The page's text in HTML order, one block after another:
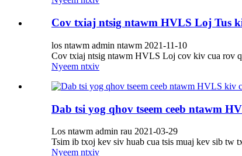
Cov txiaj ntsig ntawm HVLS Loj Tus
los ntawm admin ntawm 2021-11-10
Cov txiaj ntsig ntawm HVLS Loj cov kiv cua rov
Nyeem ntxiv
Dab tsi yog qhov tseem ceeb ntawm
Los ntawm admin rau 2021-03-29
Tsim ib txoj kev siv huab cua tsis muaj kev sib tw
Nyeem ntxiv